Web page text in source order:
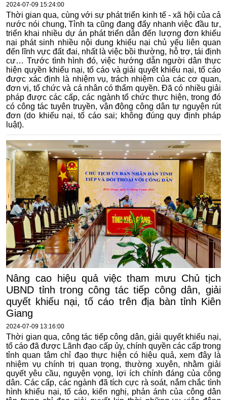
2024-07-09 15:24:00
Thời gian qua, cùng với sự phát triển kinh tế - xã hội của cả
nước nói chung, Tỉnh ta cũng đang đẩy nhanh việc đầu tư,
triển khai nhiều dự án phát triển dẫn đến lượng đơn khiếu
nại phát sinh nhiều nội dung khiếu nại chủ yếu liên quan
đến lĩnh vực đất đai, nhất là việc bồi thường, hỗ trợ, tái định
cư… Trước tình hình đó, việc hướng dẫn người dân thực
hiện quyền khiếu nại, tố cáo và giải quyết khiếu nại, tố cáo
được xác định là nhiệm vụ, trách nhiệm của các cơ quan,
đơn vị, tổ chức và cá nhân có thẩm quyền. Đã có nhiều giải
pháp được các cấp, các ngành tổ chức thực hiện, trong đó
có công tác tuyên truyền, vận động công dân tự nguyện rút
đơn (do khiếu nại, tố cáo sai; không đúng quy định pháp
luật).
Nâng cao hiệu quả việc tham mưu Chủ tịch
UBND tỉnh trong công tác tiếp công dân, giải
quyết khiếu nại, tố cáo trên địa bàn tỉnh Kiên
Giang
2024-07-09 13:16:00
Thời gian qua, công tác tiếp công dân, giải quyết khiếu nại,
tố cáo đã được Lãnh đạo cấp ủy, chính quyền các cấp trong
tỉnh quan tâm chỉ đạo thực hiện có hiệu quả, xem đây là
nhiệm vụ chính trị quan trọng, thường xuyên, nhằm giải
quyết yêu cầu, nguyện vọng, lợi ích chính đáng của công
dân. Các cấp, các ngành đã tích cực rà soát, nắm chắc tình
hình khiếu nại, tố cáo, kiến nghị, phản ánh của công dân